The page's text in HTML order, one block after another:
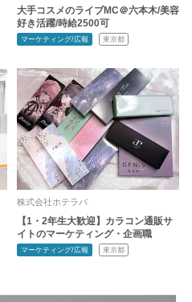
大手コスメのライブMC＠六本木/美容
好き活躍/時給2500可
マーケティング/広報 東京都
株式会社ホテラバ
【1・2年生大歓迎】カラコン通販サ
イトのマーケティング・企画職
マーケティング/広報 東京都